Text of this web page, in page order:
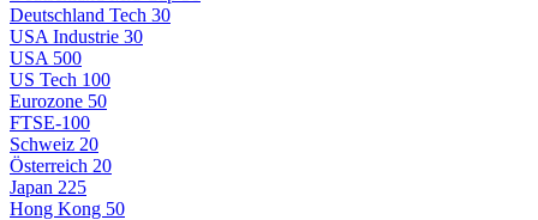
Deutschland Tech 30
USA Industrie 30
USA 500
US Tech 100
Eurozone 50
FTSE-100
Schweiz 20
Österreich 20
Japan 225
Hong Kong 50